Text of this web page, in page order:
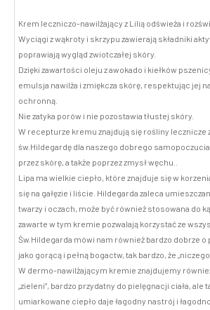
Krem leczniczo-nawilżający z Lilią odświeża i
Wyciągi z wąkroty i skrzypu zawierają składniki
poprawiają wygląd zwiotczałej skóry.
Dzięki zawartości oleju z awokado i kiełków
emulsja nawilża i zmiękcza skórę, respektując jej
ochronną.
Nie zatyka porów i nie pozostawia tłustej skóry.
W recepturze kremu znajdują się rośliny lecznicze
św.Hildegardę dla naszego dobrego
przez skórę, a także poprzez zmysł węchu..
Lipa ma wielkie ciepło, które znajduje się w
się na gałęzie i liście. Hildegarda zaleca
twarzy i oczach, może być również stosowana do
zawarte w tym kremie pozwalają korzystać ze
Św.Hildegarda mówi nam również bardzo dobrze
jako gorącą i pełną bogactw, tak bardzo, że
W dermo-nawilżającym kremie znajdujemy
„zieleni”, bardzo przydatny do pielęgnacji ciała, ale
umiarkowane ciepło daje łagodny nastrój i